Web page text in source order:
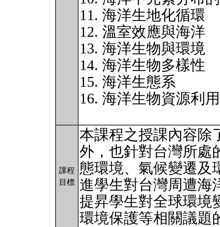
11. 海洋生地化循環
12. 溫室效應與海洋
13. 海洋生物與環境
14. 海洋生物多樣性
15. 海洋生態系
16. 海洋生物資源利
課程
目標
本課程之授課內容除
外，也針對台灣所處
態環境、氣候變遷及
進學生對台灣周遭海
提昇學生對全球環境
環境保護等相關議